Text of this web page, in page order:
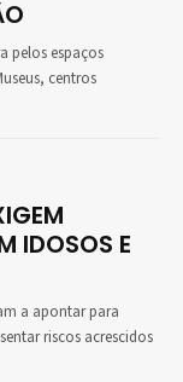
pelos espaços
centros
IDOSOS E
a apontar para
riscos acrescidos